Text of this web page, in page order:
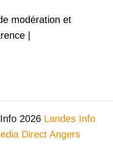
modération et
|
2026 Landes Info
Direct Angers